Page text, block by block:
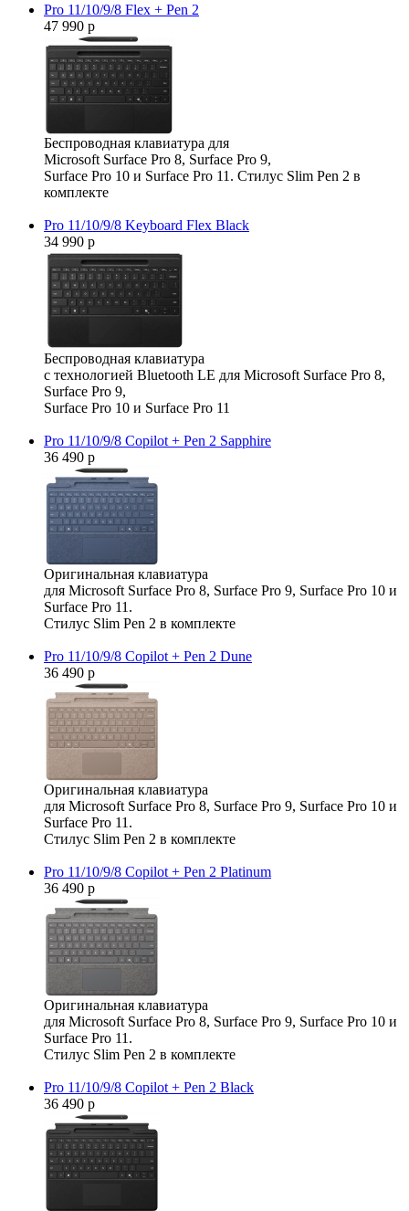
Pro 11/10/9/8 Flex + Pen 2
47 990 р
Беспроводная клавиатура для
Microsoft Surface Pro 8, Surface Pro 9,
Surface Pro 10 и Surface Pro 11. Стилус Slim Pen 2 в
комплекте
Pro 11/10/9/8 Keyboard Flex Black
34 990 р
Беспроводная клавиатура
с технологией Bluetooth LE для Microsoft Surface Pro 8,
Surface Pro 9,
Surface Pro 10 и Surface Pro 11
Pro 11/10/9/8 Copilot + Pen 2 Sapphire
36 490 р
Оригинальная клавиатура
для Microsoft Surface Pro 8, Surface Pro 9, Surface Pro 10 и
Surface Pro 11.
Стилус Slim Pen 2 в комплекте
Pro 11/10/9/8 Copilot + Pen 2 Dune
36 490 р
Оригинальная клавиатура
для Microsoft Surface Pro 8, Surface Pro 9, Surface Pro 10 и
Surface Pro 11.
Стилус Slim Pen 2 в комплекте
Pro 11/10/9/8 Copilot + Pen 2 Platinum
36 490 р
Оригинальная клавиатура
для Microsoft Surface Pro 8, Surface Pro 9, Surface Pro 10 и
Surface Pro 11.
Стилус Slim Pen 2 в комплекте
Pro 11/10/9/8 Copilot + Pen 2 Black
36 490 р